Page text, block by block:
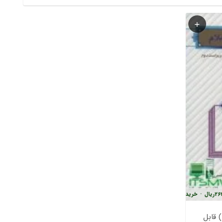
ریال • خرید قسطی با ترب‌پی بدون کارمزد
ورد و پی دی اف ( word و pdf ) قابل